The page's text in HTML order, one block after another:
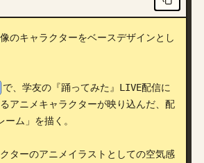
のキャラクターをベースデザインとし
で、学友の『踊ってみた』LIVE配信に
アニメキャラクターが映り込んだ、配
ム」を描く。
ターのアニメイラストとしての空気感